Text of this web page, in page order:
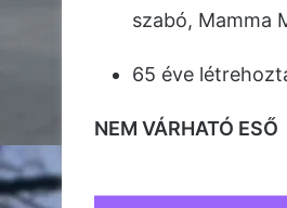
szabó, Mamma
65 éve
NEM VÁRHATÓ ESŐ